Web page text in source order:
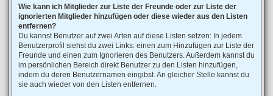
Wie kann ich Mitglieder zur Liste der Freunde oder zur Liste der
ignorierten Mitglieder hinzufügen oder diese wieder aus den Listen
entfernen?
Du kannst Benutzer auf zwei Arten auf diese Listen setzen: In jedem
Benutzerprofil siehst du zwei Links: einen zum Hinzufügen zur Liste der
Freunde und einen zum Ignorieren des Benutzers. Außerdem kannst du
im persönlichen Bereich direkt Benutzer zu den Listen hinzufügen,
indem du deren Benutzernamen eingibst. An gleicher Stelle kannst du
sie auch wieder von den Listen entfernen.